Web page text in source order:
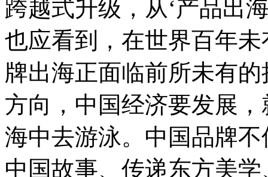
跨越式升级，从‘产品出
也应看到，在世界百年
牌出海正面临前所未有
方向，中国经济要发展
海中去游泳。中国品牌
中国故事、传递东方美